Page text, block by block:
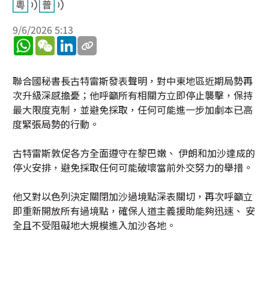
9/6/2026 5:13
WhatsApp
WeChatLinkedIn
聯合國秘書長古特雷斯發表聲明，對中東地區近期局勢再
次升級深感擔憂；他呼籲所有相關方立即停止襲擊，保持
最大限度克制，並避免採取，任何可能進一步加劇本已高
度緊張局勢的行動。
古特雷斯敦促各方全面遵守在黎巴嫩、 伊朗和加沙達成的
停火安排，避免採取任何可能破壞當前外交努力的舉措。
他又對以色列決定關閉加沙過境點深表關切，再次呼籲立
即重新開放所有過境點，確保人道主義援助能夠迅速、 安
全且不受阻礙地大規模進入加沙各地。